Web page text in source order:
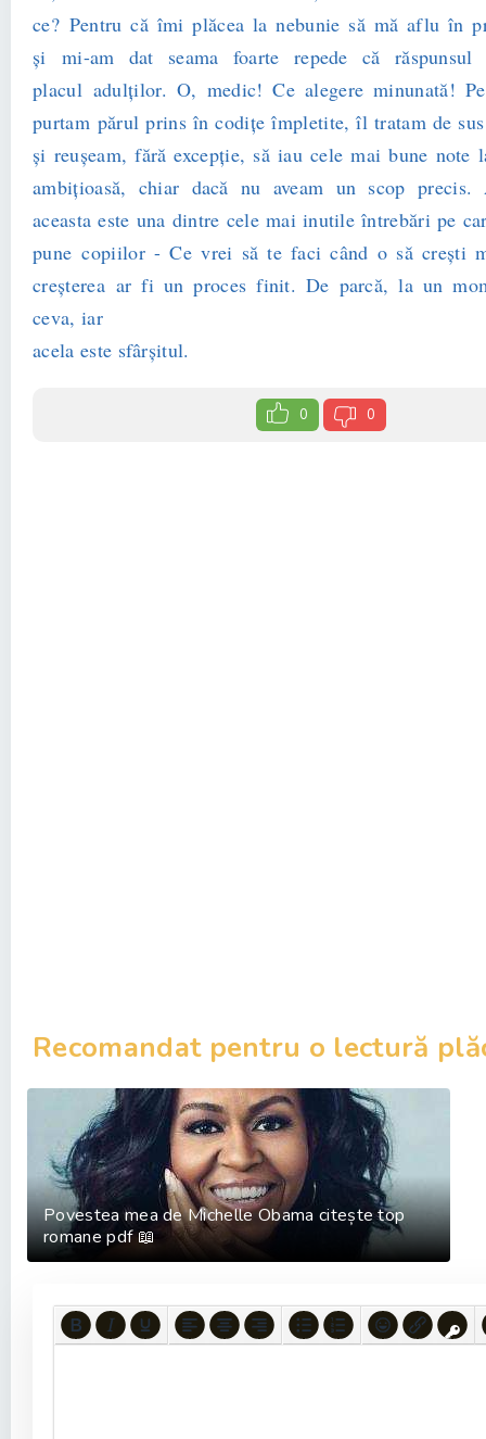
ce? Pentru că îmi plăcea la nebunie să mă aflu în
şi mi-am dat seama foarte repede că răspunsul
placul adulţilor. O, medic! Ce alegere minunată!
purtam părul prins în codiţe împletite, îl tratam de
şi reuşeam, fără excepţie, să iau cele mai bune note
ambiţioasă, chiar dacă nu aveam un scop precis.
aceasta este una dintre cele mai inutile întrebări pe
pune copiilor - Ce vrei să te faci când o să creşti
creşterea ar fi un proces finit. De parcă, la un
ceva, iar
acela este sfârşitul.
0 0
Recomandat pentru o lectură
Povestea mea de Michelle Obama citește top
romane pdf 📖